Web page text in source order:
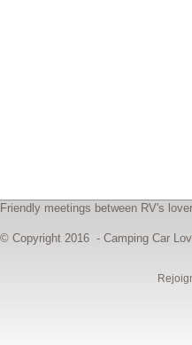
Friendly meetings between RV's
© Copyright 2016 - Camping Car